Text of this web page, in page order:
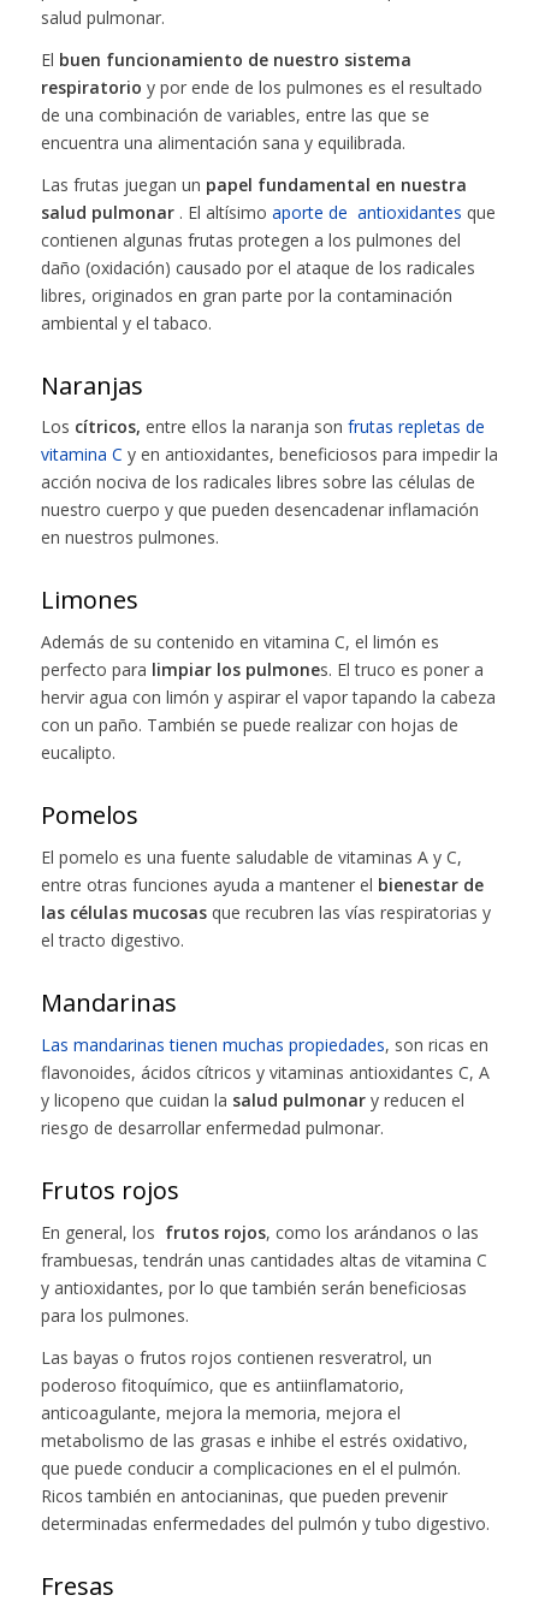
salud pulmonar.
El buen funcionamiento de nuestro sistema
respiratorio y por ende de los pulmones es el resultado
de una combinación de variables, entre las que se
encuentra una alimentación sana y equilibrada.
Las frutas juegan un papel fundamental en nuestra
salud pulmonar. El altísimo aporte de antioxidantes que
contienen algunas frutas protegen a los pulmones del
daño (oxidación) causado por el ataque de los radicales
libres, originados en gran parte por la contaminación
ambiental y el tabaco.
Naranjas
Los cítricos, entre ellos la naranja son frutas repletas de
vitamina C y en antioxidantes, beneficiosos para impedir la
acción nociva de los radicales libres sobre las células de
nuestro cuerpo y que pueden desencadenar inflamación
en nuestros pulmones.
Limones
Además de su contenido en vitamina C, el limón es
perfecto para limpiar los pulmones. El truco es poner a
hervir agua con limón y aspirar el vapor tapando la cabeza
con un paño. También se puede realizar con hojas de
eucalipto.
Pomelos
El pomelo es una fuente saludable de vitaminas A y C,
entre otras funciones ayuda a mantener el bienestar de
las células mucosasque recubren las vías respiratorias y
el tracto digestivo.
Mandarinas
Las mandarinas tienen muchas propiedades, son ricas en
flavonoides, ácidos cítricos y vitaminas antioxidantes C, A
y licopeno que cuidan la salud pulmonary reducen el
riesgo de desarrollar enfermedad pulmonar.
Frutos rojos
En general, los frutos rojos, como los arándanos o las
frambuesas, tendrán unas cantidades altas de vitamina C
y antioxidantes, por lo que también serán beneficiosas
para los pulmones.
Las bayas o frutos rojos contienen resveratrol, un
poderoso fitoquímico, que es antiinflamatorio,
anticoagulante, mejora la memoria, mejora el
metabolismo de las grasas e inhibe el estrés oxidativo,
que puede conducir a complicaciones en el el pulmón.
Ricos también en antocianinas, que pueden prevenir
determinadas enfermedades del pulmón y tubo digestivo.
Fresas